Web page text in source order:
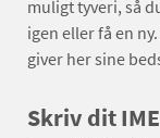
muligt tyveri, så
igen eller få en
giver her sine
Skriv dit